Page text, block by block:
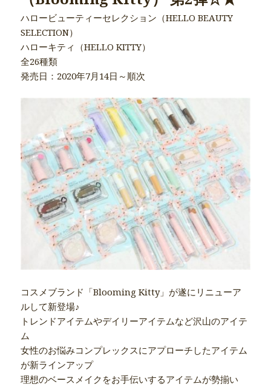
ハロービューティーセレクション（HELLO BEAUTY
SELECTION）
ハローキティ（HELLO KITTY）
全26種類
発売日：2020年7月14日～順次
コスメブランド「Blooming Kitty」が遂にリニューア
ルして新登場♪
トレンドアイテムやデイリーアイテムなど沢山のアイテ
ム
女性のお悩みコンプレックスにアプローチしたアイテム
が新ラインアップ
理想のベースメイクをお手伝いするアイテムが勢揃い